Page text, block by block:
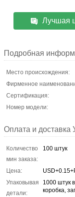
Лучшая
Подробная
Место происхождения:
Фирменное
Сертификация:
Номер модели:
Оплата и доставка
Количество
мин заказа:
100 штук
Цена:
Упаковывая
детали:
1000 штук
коробка,